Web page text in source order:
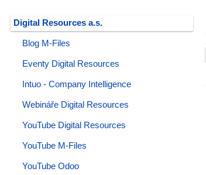
Digital Resources a.s.
Blog M-Files
Eventy Digital Resources
Intuo - Company Intelligence
Webináře Digital Resources
YouTube Digital Resources
YouTube M-Files
YouTube Odoo